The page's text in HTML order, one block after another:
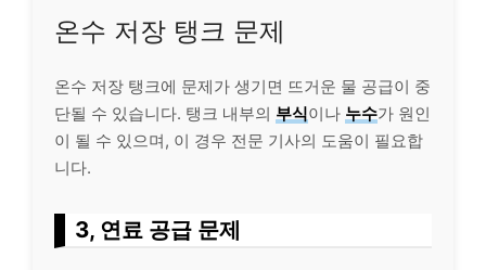
온수 저장 탱크 문제
온수 저장 탱크에 문제가 생기면 뜨거운 물 공급이 중
단될 수 있습니다. 탱크 내부의 부식이나 누수가 원인
이 될 수 있으며, 이 경우 전문 기사의 도움이 필요합
니다.
3, 연료 공급 문제